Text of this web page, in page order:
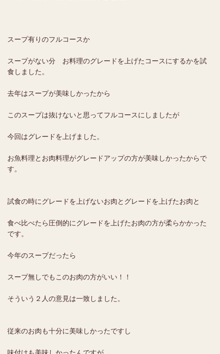
スープ有りのフルコースか
スープがない分 お料理のグレードを上げたコースにするかを試
食しました。
去年はスープが美味しかったから
このスープは抜けないと思ってフルコースにしましたが
今回はグレードを上げました。
お魚料理とお肉料理がグレードアップの方が美味しかったからで
す。
試食の時にグレードを上げないお肉とグレードを上げたお肉と
食べ比べたら圧倒的にグレードを上げたお肉の方が柔らかかった
です。
今年のスープだったら
スープ無しでもこのお肉の方がいい！！
そういう２人の意見は一致しました。
従来のお肉も十分に美味しかったですし